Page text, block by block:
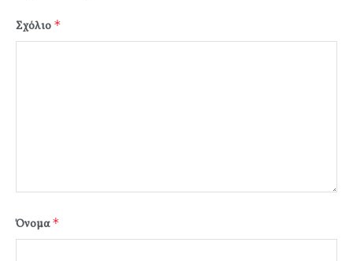
Σχόλιο *
Όνομα*